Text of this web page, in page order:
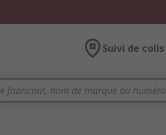
Suivi de colis